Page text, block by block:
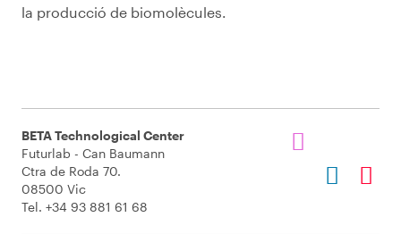
la producció de biomolècules.
BETA Technological Center
Futurlab - Can Baumann
Ctra de Roda 70.
08500 Vic
Tel. +34 93 881 61 68